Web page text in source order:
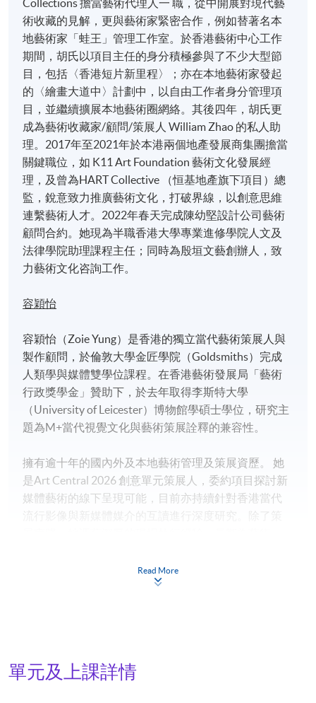
術收藏的見解，更與藝術家緊密合作，例如替著名本
地藝術家「蛙王」管理工作室。於香港藝術中心工作
期間，胡氏以項目主任的身分積極參與了不少大型節
目，包括〈香港短片新里程〉；亦在本地藝術家發起
的〈繪畫大道中〉計劃中，以自由工作者身分管理項
目，並繼續擴展本地藝術圈網絡。其後四年，胡氏更
成為藝術收藏家/顧問/策展人 William Zhao 的私人助
理。2017年至2021年於本港兩個地產發展商集團擔當
關鍵職位，如 K11 Art Foundation 藝術文化發展經
理，及曾為HART Collective （恒基地產旗下項目）總
監，銳意致力推廣藝術文化，打破界線，以創意思維
連繫藝術人才。2022年春天完成陳幼堅設計公司藝術
顧問合約。她現為半職香港大學專業進修學院人文及
法律學院助理課程主任；同時為殷垣文藝創辦人，致
力藝術文化咨詢工作。
容穎怡
容穎怡（Zoie Yung）是香港的獨立當代藝術策展人與
製作顧問，於倫敦大學金匠學院（Goldsmiths）完成
人類學與媒體雙學位課程。在香港藝術發展局「藝術
行政獎學金」贊助下，於去年取得李斯特大學
（University of Leicester）博物館學碩士學位，研究主
題為M+當代視覺文化與藝術策展詮釋的兼容性。
擁有逾十年的國內外及本地藝術管理及策展資歷。 她
是Art Central 2026 創意單元策展人，委約項目探討新
媒體藝術的線下呈現可能，目前亦持續針對香港當代
流行影像與新媒體媒介的互讀進行深度研究。除了策
務，將概念轉化成實際可執行方案。
驗，兼具國際學術視野與區域市場實戰經驗。她先後
Read More
單元及上課詳情